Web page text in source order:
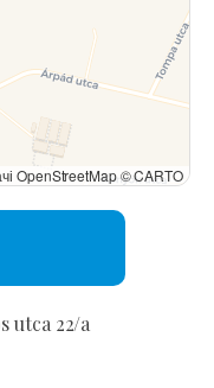
OpenStreetMap © CARTO
utca 22/a